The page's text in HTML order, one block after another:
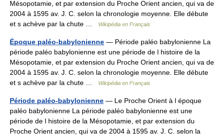
Mésopotamie, et par extension du Proche Orient ancien, qui va de
2004 à 1595 av. J. C. selon la chronologie moyenne. Elle débute
et s achève par la chute …
Wikipédia en Français
Époque paléo-babylonienne — Période paléo babylonienne La
période paléo babylonienne est une période de l histoire de la
Mésopotamie, et par extension du Proche Orient ancien, qui va de
2004 à 1595 av. J. C. selon la chronologie moyenne. Elle débute
et s achève par la chute …
Wikipédia en Français
Période paléo-babylonienne — Le Proche Orient à l époque
paléo babylonienne La période paléo babylonienne est une
période de l histoire de la Mésopotamie, et par extension du
Proche Orient ancien, qui va de 2004 à 1595 av. J. C. selon la